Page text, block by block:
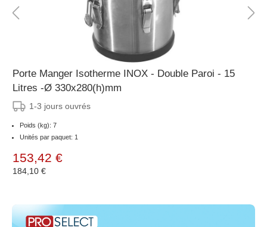
Porte Manger Isotherme INOX - Double Paroi - 15
Litres -Ø 330x280(h)mm
1-3 jours ouvrés
Poids (kg): 7
Unités par paquet: 1
153,42 €
184,10 €